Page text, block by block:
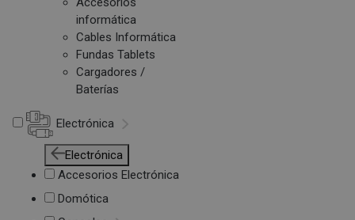
informática
Cables Informática
Fundas Tablets
Cargadores /
Baterías
Electrónica
Electrónica
Accesorios Electrónica
Domótica